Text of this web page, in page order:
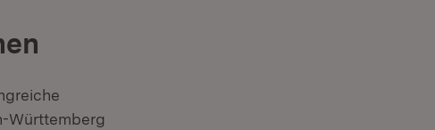
Württemberg